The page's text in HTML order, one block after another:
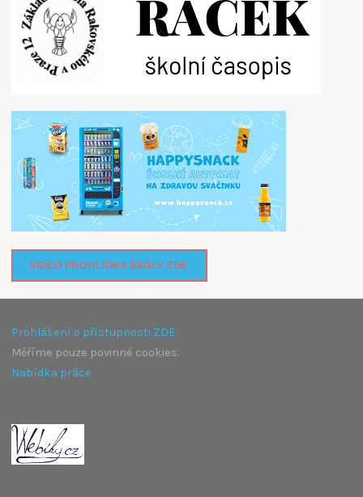
VIDEO PROHLÍDKA ŠKOLY ZDE.
Prohlášení o přístupnosti ZDE.
Měříme pouze povinné cookies.
Nabídka práce